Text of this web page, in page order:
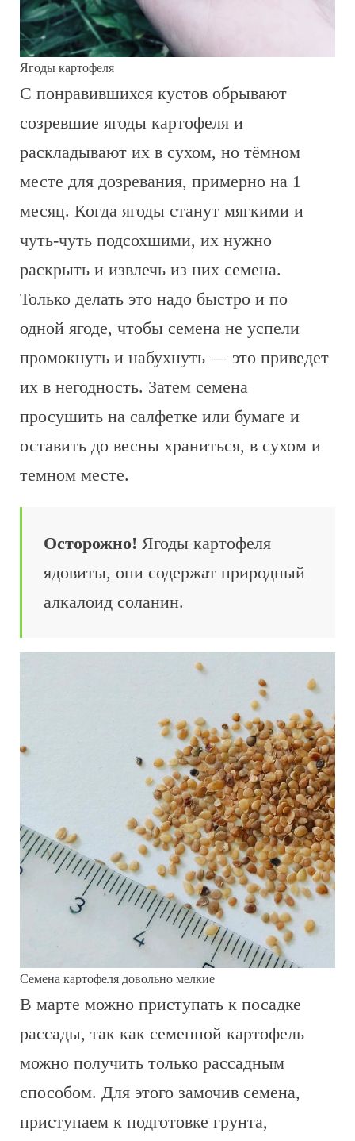
Ягоды картофеля
С понравившихся кустов обрывают
созревшие ягоды картофеля и
раскладывают их в сухом, но тёмном
месте для дозревания, примерно на 1
месяц. Когда ягоды станут мягкими и
чуть-чуть подсохшими, их нужно
раскрыть и извлечь из них семена.
Только делать это надо быстро и по
одной ягоде, чтобы семена не успели
промокнуть и набухнуть — это приведет
их в негодность. Затем семена
просушить на салфетке или бумаге и
оставить до весны храниться, в сухом и
темном месте.
Осторожно! Ягоды картофеля
ядовиты, они содержат природный
алкалоид соланин.
Семена картофеля довольно мелкие
В марте можно приступать к посадке
рассады, так как семенной картофель
можно получить только рассадным
способом. Для этого замочив семена,
приступаем к подготовке грунта,